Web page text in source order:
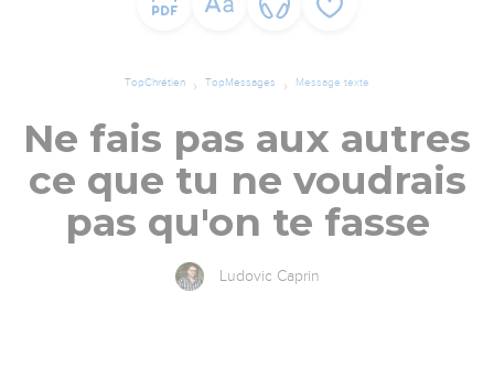
TopChrétien TopMessages Message texte
Ne fais pas aux autres
ce que tu ne voudrais
pas qu'on te fasse
Ludovic Caprin